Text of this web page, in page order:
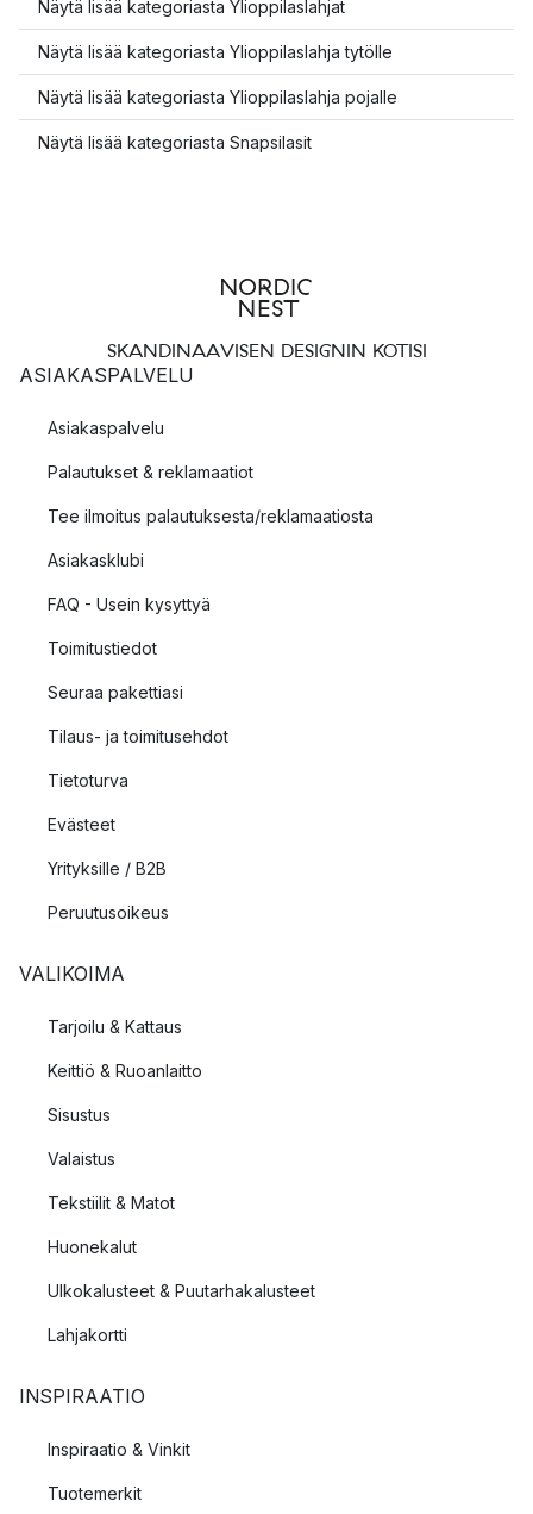
Näytä lisää kategoriasta Ylioppilaslahjat
Näytä lisää kategoriasta Ylioppilaslahja tytölle
Näytä lisää kategoriasta Ylioppilaslahja pojalle
Näytä lisää kategoriasta Snapsilasit
SKANDINAAVISEN DESIGNIN KOTISI
ASIAKASPALVELU
Asiakaspalvelu
Palautukset & reklamaatiot
Tee ilmoitus palautuksesta/reklamaatiosta
Asiakasklubi
FAQ - Usein kysyttyä
Toimitustiedot
Seuraa pakettiasi
Tilaus- ja toimitusehdot
Tietoturva
Evästeet
Yrityksille / B2B
Peruutusoikeus
VALIKOIMA
Tarjoilu & Kattaus
Keittiö & Ruoanlaitto
Sisustus
Valaistus
Tekstiilit & Matot
Huonekalut
Ulkokalusteet & Puutarhakalusteet
Lahjakortti
INSPIRAATIO
Inspiraatio & Vinkit
Tuotemerkit